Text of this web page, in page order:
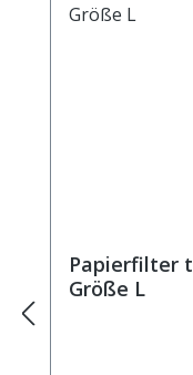
Papierfilter
Größe L